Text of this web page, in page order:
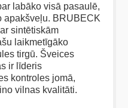
labāko visā pasaulē,
apakšveļu. BRUBECK
sintētiskām
laikmetīgāko
tirgū. Šveices
ir līderis
kontroles jomā,
vilnas kvalitāti.